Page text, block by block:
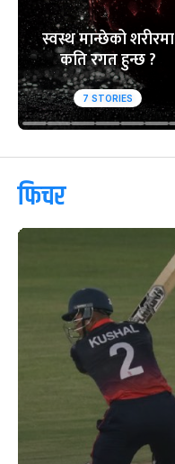
स्वस्थ मान्छेको शरीरमा
कति रगत हुन्छ ?
7 STORIES
फिचर